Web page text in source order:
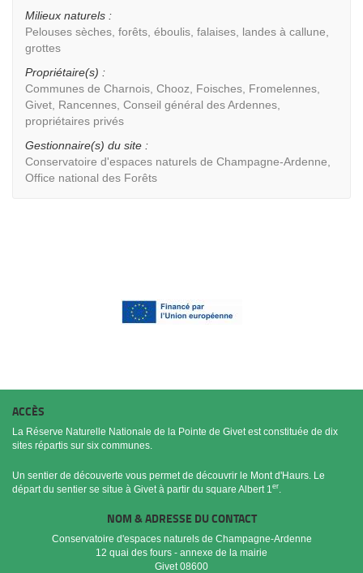
Milieux naturels :
Pelouses sèches, forêts, éboulis, falaises, landes à callune,
grottes
Propriétaire(s) :
Communes de Charnois, Chooz, Foisches, Fromelennes,
Givet, Rancennes, Conseil général des Ardennes,
propriétaires privés
Gestionnaire(s) du site :
Conservatoire d'espaces naturels de Champagne-Ardenne,
Office national des Forêts
ACCÈS
La Réserve Naturelle Nationale de la Pointe de Givet est constituée de dix
sites répartis sur six communes.
Un sentier de découverte vous permet de découvrir le Mont d'Haurs. Le
départ du sentier se situe à Givet à partir du square Albert 1er.
NOM & ADRESSE DU CONTACT
Conservatoire d'espaces naturels de Champagne-Ardenne
12 quai des fours - annexe de la mairie
Givet 08600